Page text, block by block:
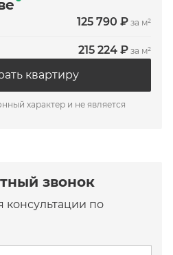
125 790 ₽ за м²
215 224 ₽ за м²
квартиру
характер и не является
звонок
консультации по